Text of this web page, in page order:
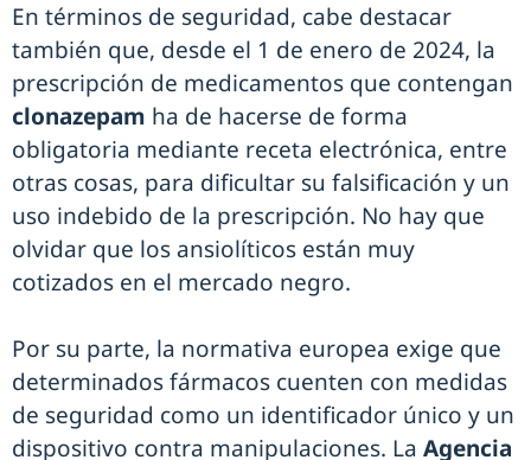
En términos de seguridad, cabe destacar
también que, desde el 1 de enero de 2024, la
prescripción de medicamentos que contengan
clonazepam ha de hacerse de forma
obligatoria mediante receta electrónica, entre
otras cosas, para dificultar su falsificación y un
uso indebido de la prescripción. No hay que
olvidar que los ansiolíticos están muy
cotizados en el mercado negro.
Por su parte, la normativa europea exige que
determinados fármacos cuenten con medidas
de seguridad como un identificador único y un
dispositivo contra manipulaciones. La Agencia